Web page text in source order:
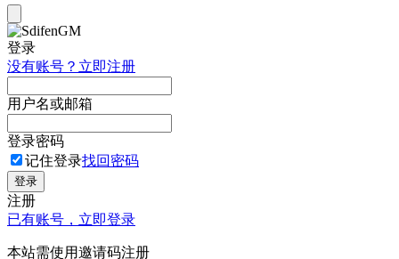
登录
没有账号？立即注册
用户名或邮箱
登录密码
记住登录找回密码
登录
注册
已有账号，立即登录
本站需使用邀请码注册